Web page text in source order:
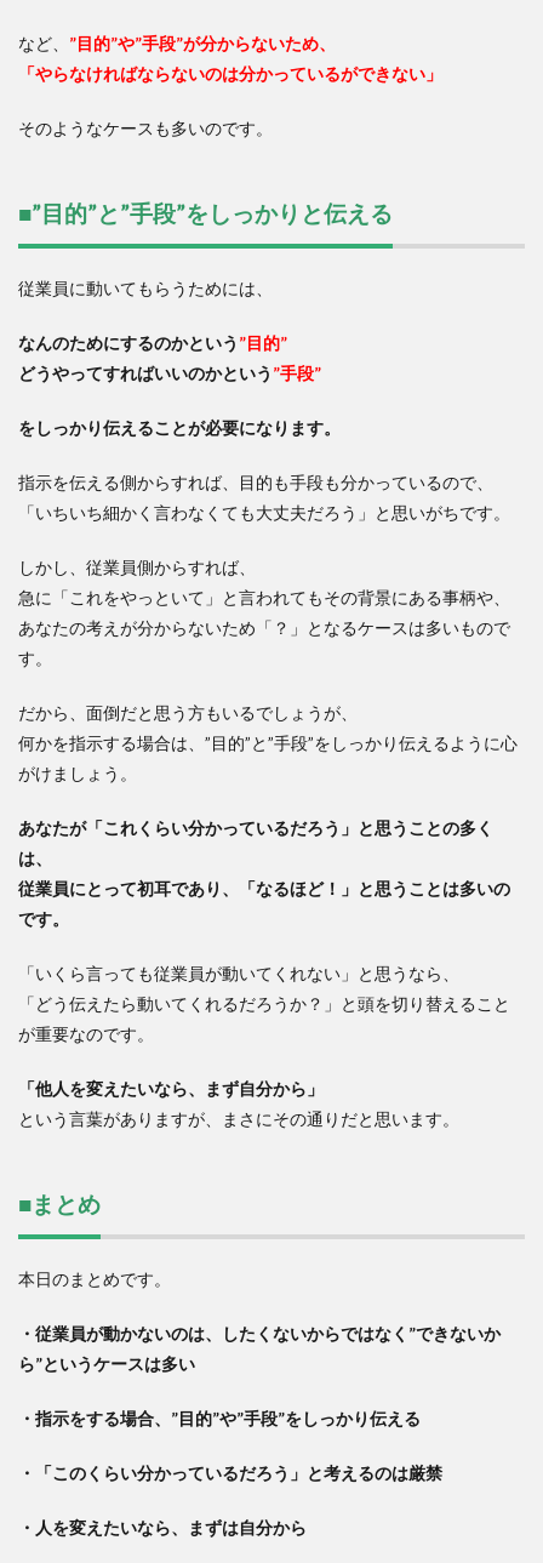
など、 ”目的”や”手段”が分からないため、
「やらなければならないのは分かっているができない」
そのようなケースも多いのです。
■”目的”と”手段”をしっかりと伝える
従業員に動いてもらうためには、
なんのためにするのかという ”目的”
どうやってすればいいのかという ”手段”
をしっかり伝えることが必要になります。
指示を伝える側からすれば、目的も手段も分かっているので、
「いちいち細かく言わなくても大丈夫だろう」と思いがちです。
しかし、従業員側からすれば、
急に「これをやっといて」と言われてもその背景にある事柄や、
あなたの考えが分からないため「？」となるケースは多いもので
す。
だから、面倒だと思う方もいるでしょうが、
何かを指示する場合は、”目的”と”手段”をしっかり伝えるように心
がけましょう。
あなたが「これくらい分かっているだろう」と思うことの多く
は、
従業員にとって初耳であり、「なるほど！」と思うことは多いの
です。
「いくら言っても従業員が動いてくれない」と思うなら、
「どう伝えたら動いてくれるだろうか？」と頭を切り替えること
が重要なのです。
「他人を変えたいなら、まず自分から」
という言葉がありますが、まさにその通りだと思います。
■まとめ
本日のまとめです。
・従業員が動かないのは、したくないからではなく”できないか
ら”というケースは多い
・指示をする場合、”目的”や”手段”をしっかり伝える
・「このくらい分かっているだろう」と考えるのは厳禁
・人を変えたいなら、まずは自分から